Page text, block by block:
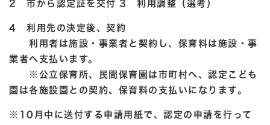
2 市から認定証を交付 3 利用調整（選考）
4 利用先の決定後、契約
利用者は施設・事業者と契約し、保育料は施設・事
業者へ支払います。
※公立保育所、民間保育園は市町村へ、認定こども
園は各施設園との契約、保育料の支払いになります。
※10月中に送付する申請用紙で、認定の申請を行って